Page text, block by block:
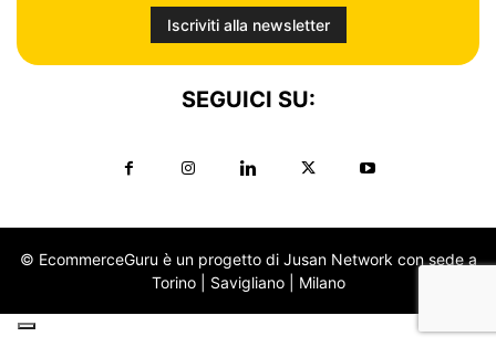
SEGUICI SU:
© EcommerceGuru è un progetto di Jusan Network con sede a
Torino | Savigliano | Milano